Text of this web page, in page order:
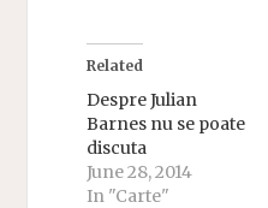
Related
Despre Julian
Barnes nu se poate
discuta
June 28, 2014
In "Carte"